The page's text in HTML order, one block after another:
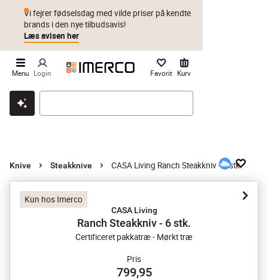
Klik & hent Byt i 1 år Prismatch
Vi fejrer fødselsdag med vilde priser på kendte
brands i den nye tilbudsavis!
Læs avisen her
Menu Login Favorit Kurv
Knive Steakknive CASA Living Ranch Steakkniv - 6 stk.
Kun hos Imerco
CASA Living
Ranch Steakkniv - 6 stk.
Certificeret pakkatræ - Mørkt træ
Pris
799,95